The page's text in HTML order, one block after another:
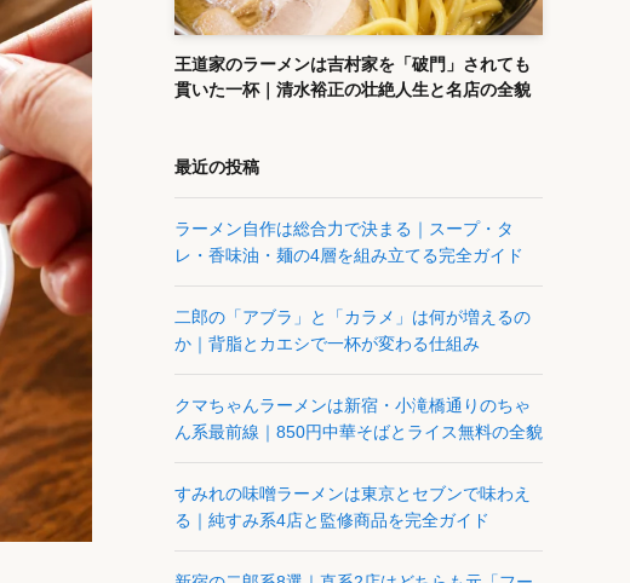
王道家のラーメンは吉村家を「破門」されても
貫いた一杯｜清水裕正の壮絶人生と名店の全貌
最近の投稿
ラーメン自作は総合力で決まる｜スープ・タ
レ・香味油・麺の4層を組み立てる完全ガイド
二郎の「アブラ」と「カラメ」は何が増えるの
か｜背脂とカエシで一杯が変わる仕組み
クマちゃんラーメンは新宿・小滝橋通りのちゃ
ん系最前線｜850円中華そばとライス無料の全貌
すみれの味噌ラーメンは東京とセブンで味わえ
る｜純すみ系4店と監修商品を完全ガイド